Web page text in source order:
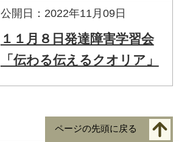
公開日：2022年11月09日
１１月８日発達障害学習会
「伝わる伝えるクオリア」
ページの先頭に戻る